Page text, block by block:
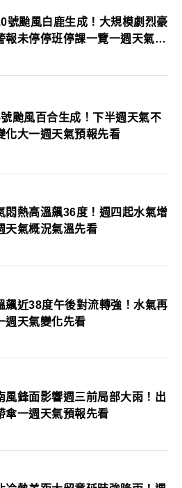
號颱風白鹿生成！大規模劇烈豪
報未停停班停課一覽一週天氣預
颱風百合生成！下半週天氣不
化大一週天氣預報先看
悶熱高溫飆36度！週四起水氣增
天氣概況氣溫先看
飆近38度午後對流轉強！水氣再
週天氣變化先看
風鋒面影響週三前局部大雨！出
傘一週天氣預報先看